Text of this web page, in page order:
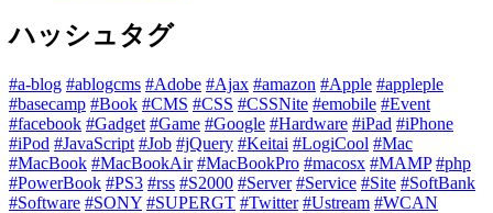
ハッシュタグ
#a-blog #ablogcms #Adobe #Ajax #amazon #Apple #appleple
#basecamp #Book #CMS #CSS #CSSNite #emobile #Event
#facebook #Gadget #Game #Google #Hardware #iPad #iPhone
#iPod #JavaScript #Job #jQuery #Keitai #LogiCool #Mac
#MacBook #MacBookAir #MacBookPro #macosx #MAMP #php
#PowerBook #PS3 #rss #S2000 #Server #Service #Site #SoftBank
#Software #SONY #SUPERGT #Twitter #Ustream #WCAN